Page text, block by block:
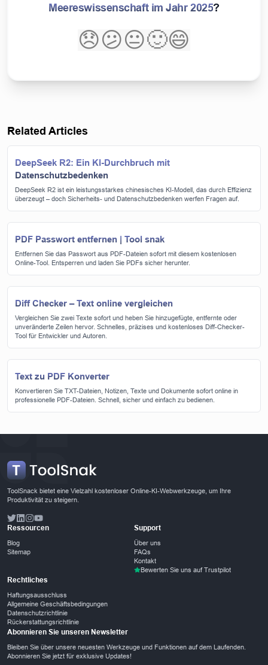
Meereswissenschaft im Jahr 2025?
😞😕😐🙂😄
Related Articles
DeepSeek R2: Ein KI-Durchbruch mit
Datenschutzbedenken
DeepSeek R2 ist ein leistungsstarkes chinesisches KI-Modell, das durch Effizienz
überzeugt – doch Sicherheits- und Datenschutzbedenken werfen Fragen auf.
PDF Passwort entfernen | Tool snak
Entfernen Sie das Passwort aus PDF-Dateien sofort mit diesem kostenlosen
Online-Tool. Entsperren und laden Sie PDFs sicher herunter.
Diff Checker – Text online vergleichen
Vergleichen Sie zwei Texte sofort und heben Sie hinzugefügte, entfernte oder
unveränderte Zeilen hervor. Schnelles, präzises und kostenloses Diff-Checker-
Tool für Entwickler und Autoren.
Text zu PDF Konverter
Konvertieren Sie TXT-Dateien, Notizen, Texte und Dokumente sofort online in
professionelle PDF-Dateien. Schnell, sicher und einfach zu bedienen.
ToolSnack bietet eine Vielzahl kostenloser Online-KI-Webwerkzeuge, um Ihre
Produktivität zu steigern.
Ressourcen
Blog
Sitemap
Support
Über uns
FAQs
Kontakt
Bewerten Sie uns auf Trustpilot
Rechtliches
Haftungsausschluss
Allgemeine Geschäftsbedingungen
Datenschutzrichtlinie
Rückerstattungsrichtlinie
Abonnieren Sie unseren Newsletter
Bleiben Sie über unsere neuesten Werkzeuge und Funktionen auf dem Laufenden.
Abonnieren Sie jetzt für exklusive Updates!